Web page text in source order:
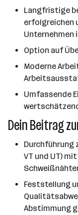
Langfristige
erfolgreichen
Unternehmen
Option auf
Moderne
Umfassende
Dein Beitrag
Durchführung
VT und UT)
Feststellung
Abstimmung